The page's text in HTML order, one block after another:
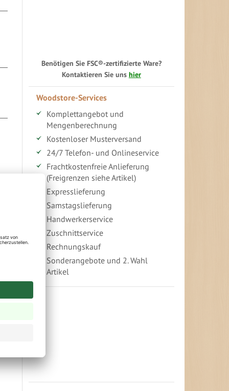
Benötigen Sie FSC®-zertifizierte Ware?
Kontaktieren Sie uns hier
Woodstore-Services
Komplettangebot und
Mengenberechnung
Kostenloser Musterversand
24/7 Telefon- und Onlineservice
Frachtkostenfreie Anlieferung
(Freigrenzen siehe Artikel)
Expresslieferung
Samstagslieferung
Handwerkerservice
Zuschnittservice
Rechnungskauf
Sonderangebote und 2. Wahl
Artikel
Zugang